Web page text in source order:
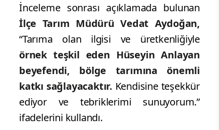
İnceleme sonrası açıklamada bulunan
İlçe Tarım Müdürü Vedat Aydoğan,
“Tarıma olan ilgisi ve üretkenliğiyle
örnek teşkil eden Hüseyin Anlayan
beyefendi, bölge tarımına önemli
katkı sağlayacaktır. Kendisine teşekkür
ediyor ve tebriklerimi sunuyorum.”
ifadelerini kullandı.